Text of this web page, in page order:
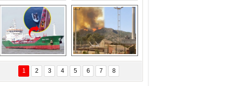
Çeksan Tersanesi,
Başaran Bayrak
tankerini suya
indirdi
TCG Anadolu,
tersane teknik
seyrini tamamladı
Göçmenlerin
imdadına Türk
sahipli MINA DENIZ
yetişti
Milas’taki yangın
yeniden termik
santrallere doğru
ilerliyor
1 2 3 4 5 6 7 8